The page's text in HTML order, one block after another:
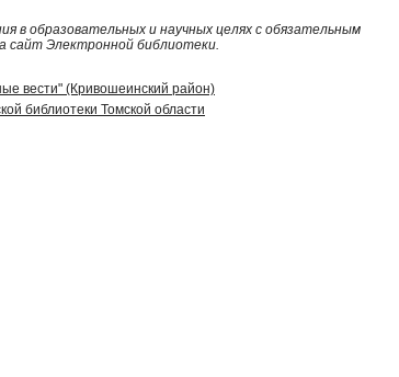
в образовательных и научных целях с обязательным
сайт Электронной библиотеки.
вести" (Кривошеинский район)
библиотеки Томской области